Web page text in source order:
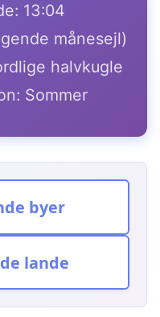
13:04
månesejl)
halvkugle
Sommer
byer
lande